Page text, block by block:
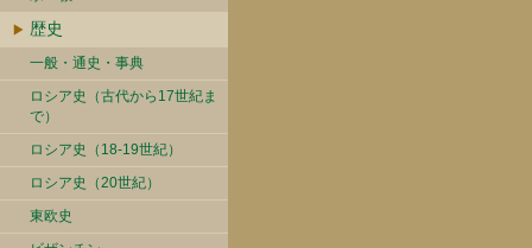
歴史
一般・通史・事典
ロシア史（古代から17世紀ま
で）
ロシア史（18-19世紀）
ロシア史（20世紀）
東欧史